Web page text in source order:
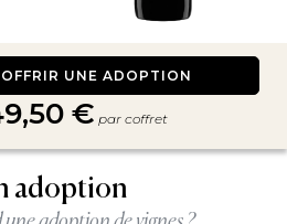
UNE ADOPTION
€ par coffret
adoption